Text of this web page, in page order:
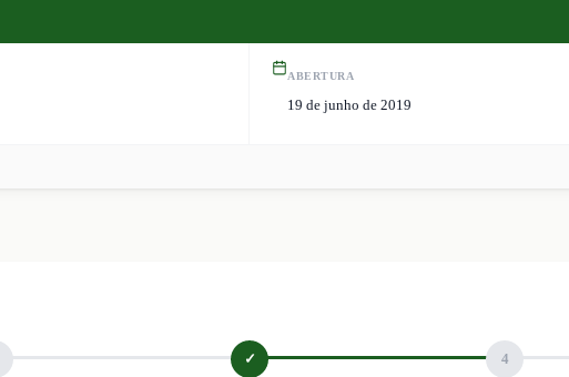
ABERTURA
19 de junho de 2019
✓ 4